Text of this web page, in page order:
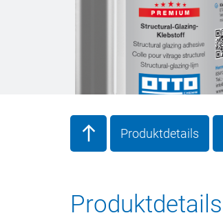
Produktdetails
Produktdetails